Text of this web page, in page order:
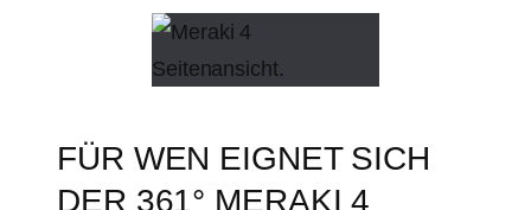
FÜR WEN EIGNET SICH
DER 361° MERAKI 4